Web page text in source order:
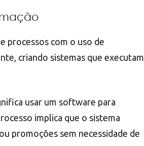
processos com o uso de
criando sistemas que executam
usar um software para
implica que o sistema
promoções sem necessidade de